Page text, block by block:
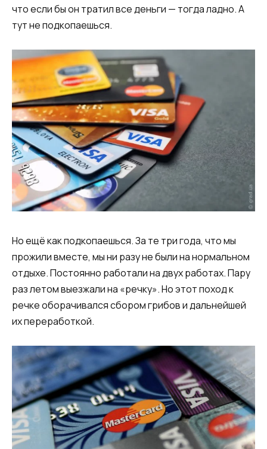
что если бы он тратил все деньги — тогда ладно. А
тут не подкопаешься.
Но ещё как подкопаешься. За те три года, что мы
прожили вместе, мы ни разу не были на нормальном
отдыхе. Постоянно работали на двух работах. Пару
раз летом выезжали на «речку». Но этот поход к
речке оборачивался сбором грибов и дальнейшей
их переработкой.